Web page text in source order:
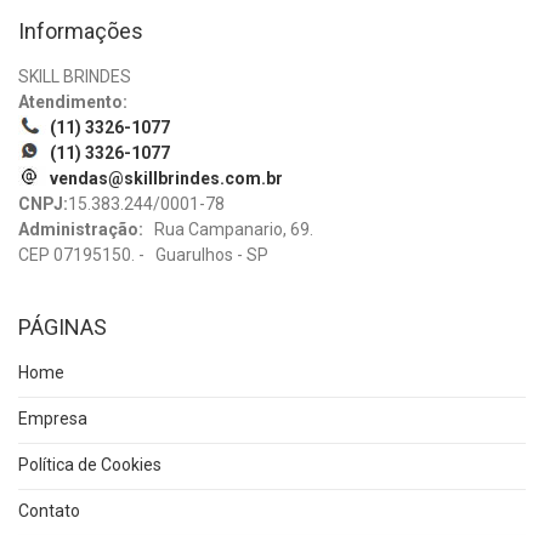
Informações
SKILL BRINDES
Atendimento:
(11) 3326-1077
(11) 3326-1077
vendas@skillbrindes.com.br
CNPJ:15.383.244/0001-78
Administração: Rua Campanario, 69.
CEP 07195150. - Guarulhos - SP
PÁGINAS
Home
Empresa
Política de Cookies
Contato